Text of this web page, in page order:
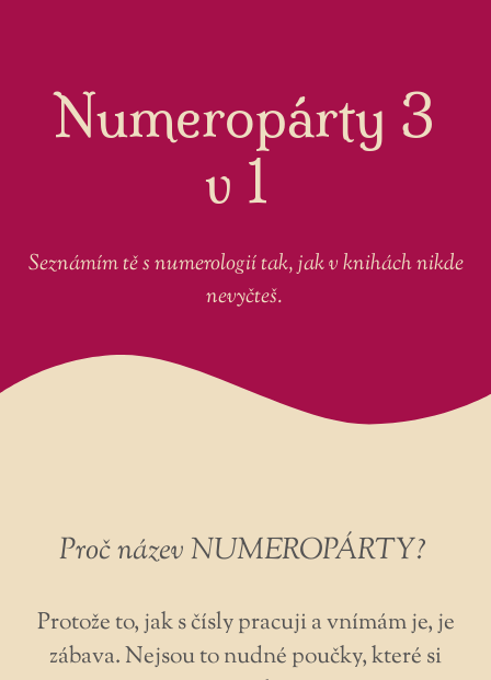
Numeropárty 3
v 1
Seznámím tě s numerologií tak, jak v knihách nikde
nevyčteš.
Proč název NUMEROPÁRTY?
Protože to, jak s čísly pracuji a vnímám je, je
zábava. Nejsou to nudné poučky, které si